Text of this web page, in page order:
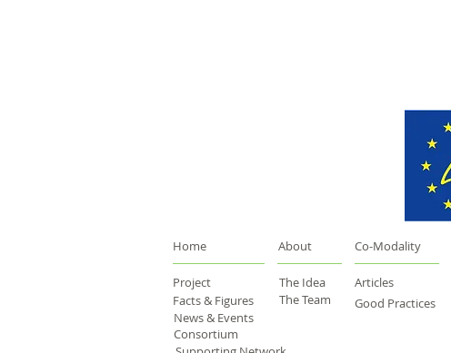
Home
Project
Facts & Figures
News & Events
Consortium
About
The Idea
The Team
Co-Modality
Articles
Good Practices